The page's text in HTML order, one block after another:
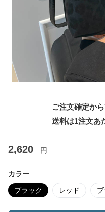
ご注文確定か
送料は1注文あ
2,620 円
カラー
ブラック レッド